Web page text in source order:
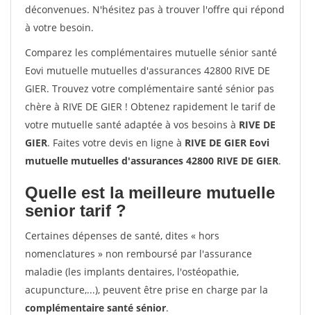
déconvenues. N'hésitez pas à trouver l'offre qui répond
à votre besoin.
Comparez les complémentaires mutuelle sénior santé
Eovi mutuelle mutuelles d'assurances 42800 RIVE DE
GIER. Trouvez votre complémentaire santé sénior pas
chère à RIVE DE GIER ! Obtenez rapidement le tarif de
votre mutuelle santé adaptée à vos besoins à RIVE DE
GIER. Faites votre devis en ligne à RIVE DE GIER Eovi
mutuelle mutuelles d'assurances 42800 RIVE DE GIER.
Quelle est la meilleure mutuelle
senior tarif ?
Certaines dépenses de santé, dites « hors
nomenclatures » non remboursé par l'assurance
maladie (les implants dentaires, l'ostéopathie,
acupuncture,...), peuvent être prise en charge par la
complémentaire santé sénior.